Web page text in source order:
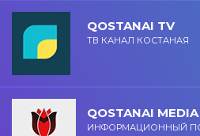
QOSTANAI TV
ТВ КАНАЛ КОСТАНАЯ
QOSTANAI MEDIA
ИНФОРМАЦИОННЫЙ